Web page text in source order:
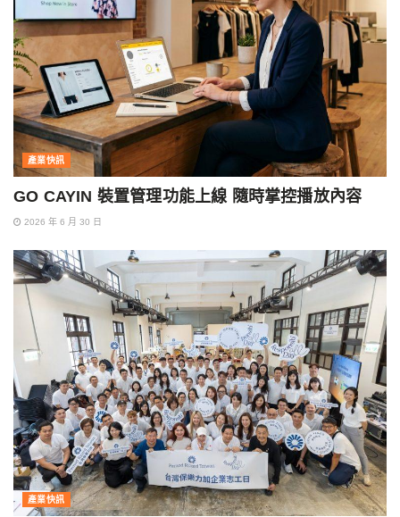
產業快訊
GO CAYIN 裝置管理功能上線 隨時掌控播放內容
2026 年 6 月 30 日
產業快訊